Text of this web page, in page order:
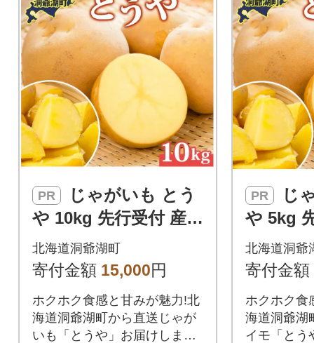
PR
や 10kg 先行受付 産地
直送 北海道 洞爺湖 20
26年9月下旬より順次
北海道洞爺湖町
寄付金額 15,000円
ホクホク食感と甘みが魅力!北
海道洞爺湖町から直送じゃが
いも「とうや」お届けしま
PR
や 5kg
直送 北
26年9月
北海道洞爺
寄付金額
ホクホク食
海道洞爺湖
イモ「とう